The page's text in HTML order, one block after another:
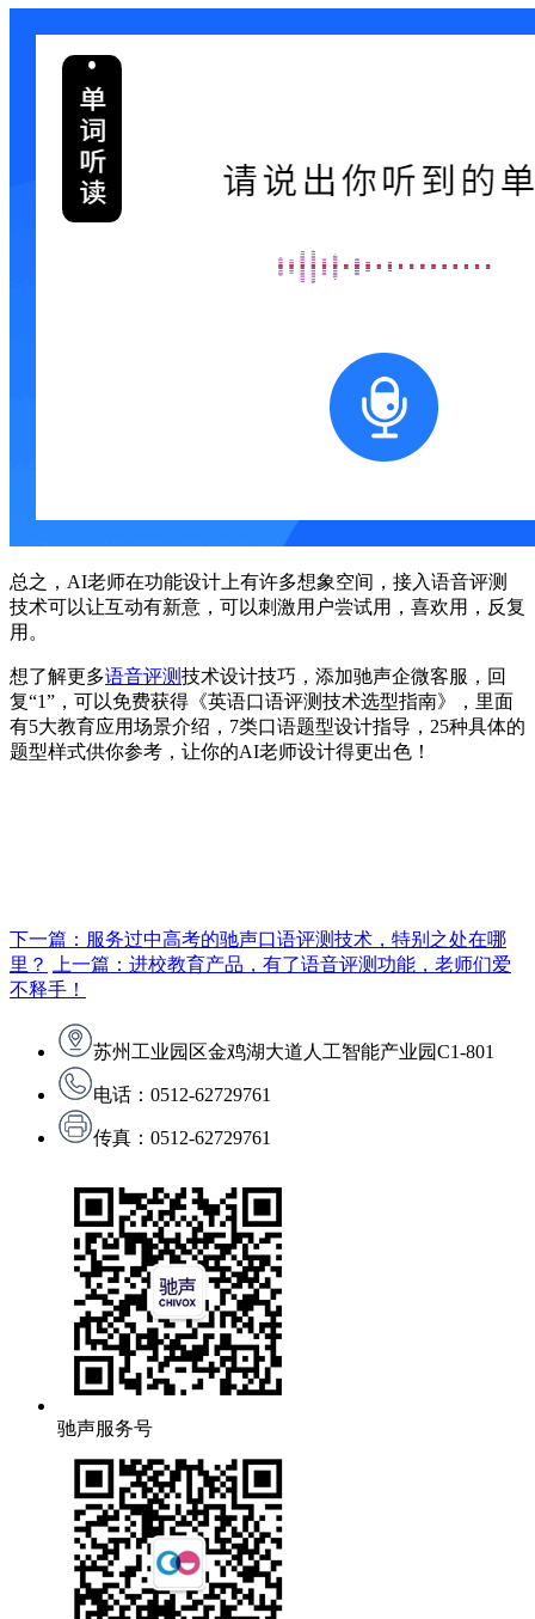
总之，AI老师在功能设计上有许多想象空间，接入语音评测
技术可以让互动有新意，可以刺激用户尝试用，喜欢用，反复
用。
想了解更多语音评测技术设计技巧，添加驰声企微客服，回
复“1”，可以免费获得《英语口语评测技术选型指南》，里面
有5大教育应用场景介绍，7类口语题型设计指导，25种具体的
题型样式供你参考，让你的AI老师设计得更出色！
下一篇：服务过中高考的驰声口语评测技术，特别之处在哪
里？
上一篇：进校教育产品，有了语音评测功能，老师们爱
不释手！
苏州工业园区金鸡湖大道人工智能产业园C1-801
电话：0512-62729761
传真：0512-62729761
驰声服务号